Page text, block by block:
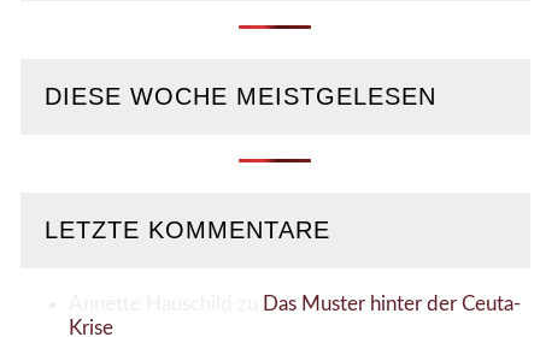
DIESE WOCHE MEISTGELESEN
LETZTE KOMMENTARE
Das Muster hinter der Ceuta-
Krise